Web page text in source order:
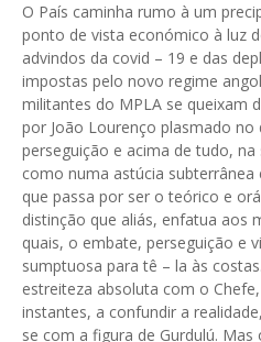
O País caminha rumo à um
ponto de vista económico à luz
advindos da covid – 19 e das
impostas pelo novo regime
militantes do MPLA se queixam
por João Lourenço plasmado
perseguição e acima de tudo,
como numa astúcia subterrânea
que passa por ser o teórico e
distinção que aliás, enfatua aos
quais, o embate, perseguição e
sumptuosa para tê – la às
estreiteza absoluta com o
instantes, a confundir a
se com a figura de Gurdulú.